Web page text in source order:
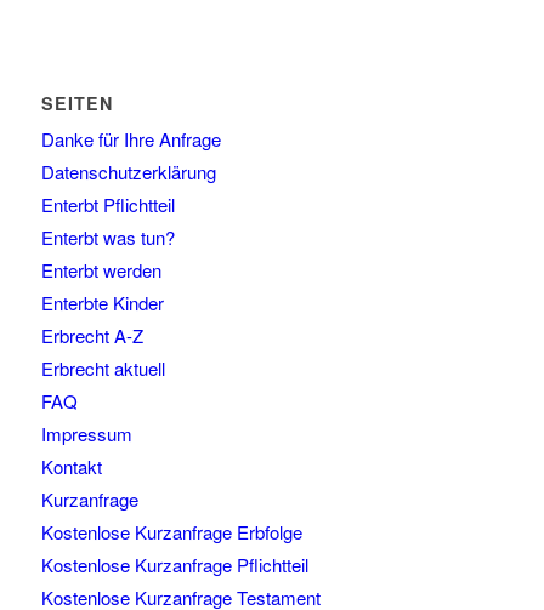
SEITEN
Danke für Ihre Anfrage
Datenschutzerklärung
Enterbt Pflichtteil
Enterbt was tun?
Enterbt werden
Enterbte Kinder
Erbrecht A-Z
Erbrecht aktuell
FAQ
Impressum
Kontakt
Kurzanfrage
Kostenlose Kurzanfrage Erbfolge
Kostenlose Kurzanfrage Pflichtteil
Kostenlose Kurzanfrage Testament